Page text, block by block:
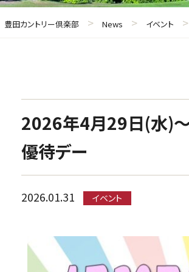
豊田カントリー倶楽部 > News > イベント
2026年4月29日(水)
優待デー
2026.01.31 イベント